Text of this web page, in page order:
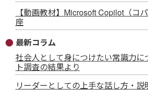
【動画教材】Microsoft Copilot（コ
座
最新コラム
社会人として身につけたい常識力に
ト調査の結果より
リーダーとしての上手な話し方・説